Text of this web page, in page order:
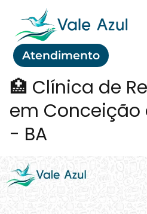
Atendimento
🏥 Clínica de
em Conceição
- BA